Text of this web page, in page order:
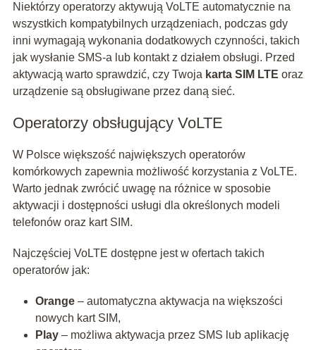
Niektórzy operatorzy aktywują VoLTE automatycznie na
wszystkich kompatybilnych urządzeniach, podczas gdy
inni wymagają wykonania dodatkowych czynności, takich
jak wysłanie SMS-a lub kontakt z działem obsługi. Przed
aktywacją warto sprawdzić, czy Twoja karta SIM LTE oraz
urządzenie są obsługiwane przez daną sieć.
Operatorzy obsługujący VoLTE
W Polsce większość największych operatorów
komórkowych zapewnia możliwość korzystania z VoLTE.
Warto jednak zwrócić uwagę na różnice w sposobie
aktywacji i dostępności usługi dla określonych modeli
telefonów oraz kart SIM.
Najczęściej VoLTE dostępne jest w ofertach takich
operatorów jak:
Orange– automatyczna aktywacja na większości
nowych kart SIM,
Play– możliwa aktywacja przez SMS lub aplikację